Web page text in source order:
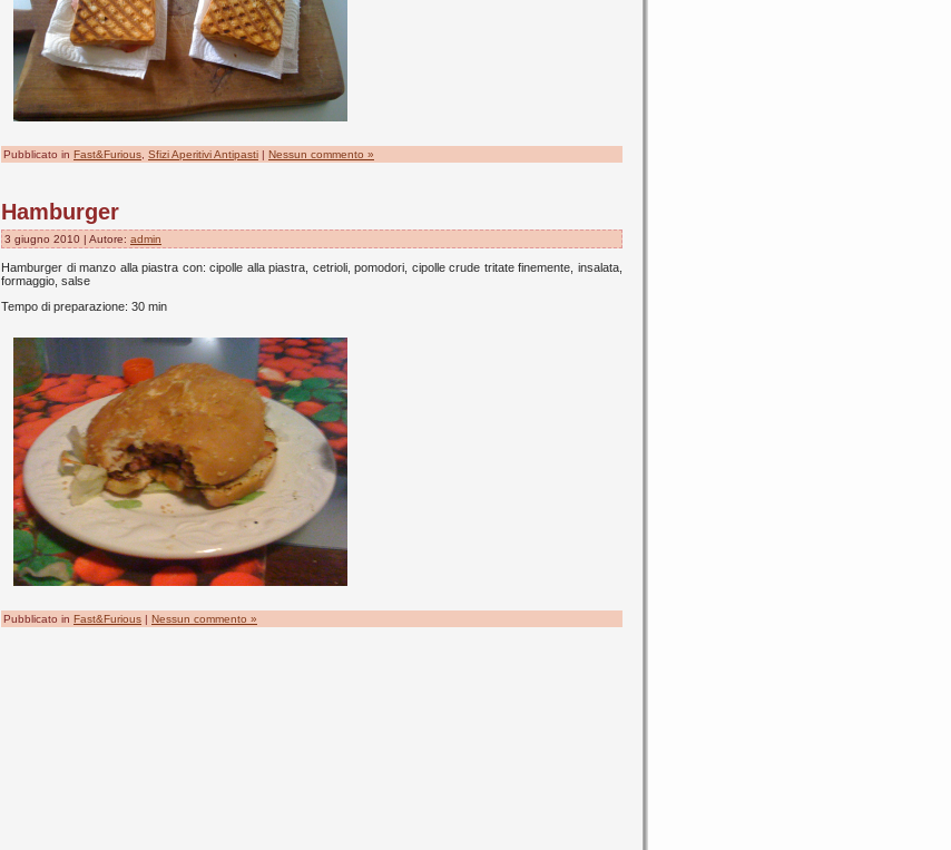
Pubblicato in Fast&Furious Sfizi Aperitivi Antipasti | Nessun commento »
Hamburger
3 giugno 2010 | Autore: admin
Hamburger di manzo alla piastra con: cipolle alla piastra, cetrioli, pomodori, cipolle crude tritate finemente, insalata,
formaggio, salse
Tempo di preparazione: 30 min
Pubblicato in Fast&Furious | Nessun commento »